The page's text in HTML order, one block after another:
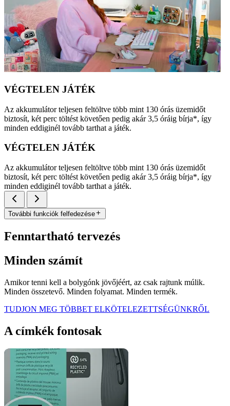
VÉGTELEN JÁTÉK
Az akkumulátor teljesen feltöltve több mint 130 órás üzemidőt
biztosít, két perc töltést követően pedig akár 3,5 óráig bírja*, így
minden eddiginél tovább tarthat a játék.
VÉGTELEN JÁTÉK
Az akkumulátor teljesen feltöltve több mint 130 órás üzemidőt
biztosít, két perc töltést követően pedig akár 3,5 óráig bírja*, így
minden eddiginél tovább tarthat a játék.
További funkciók felfedezése
Fenntartható tervezés
Minden számít
Amikor tenni kell a bolygónk jövőjéért, az csak rajtunk múlik.
Minden összetevő. Minden folyamat. Minden termék.
TUDJON MEG TÖBBET ELKÖTELEZETTSÉGÜNKRŐL
A címkék fontosak